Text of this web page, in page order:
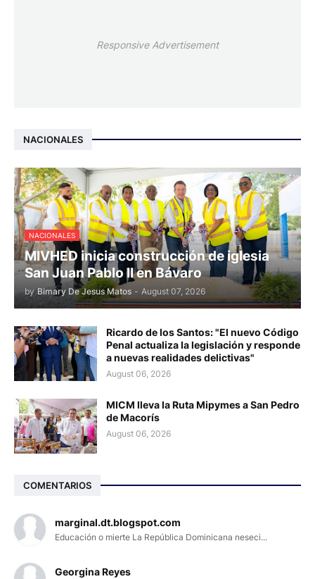
Responsive Advertisement
NACIONALES
NACIONALES
MIVHED inicia construcción de iglesia
San Juan Pablo II en Bávaro
by Bimary De Jesus Matos - August 07, 2026
Ricardo de los Santos: "El nuevo Código
Penal actualiza la legislación y responde
a nuevas realidades delictivas"
August 06, 2026
MICM lleva la Ruta Mipymes a San Pedro
de Macorís
August 06, 2026
COMENTARIOS
marginal.dt.blogspot.com
Educación o mierte La República Dominicana neseci...
Georgina Reyes